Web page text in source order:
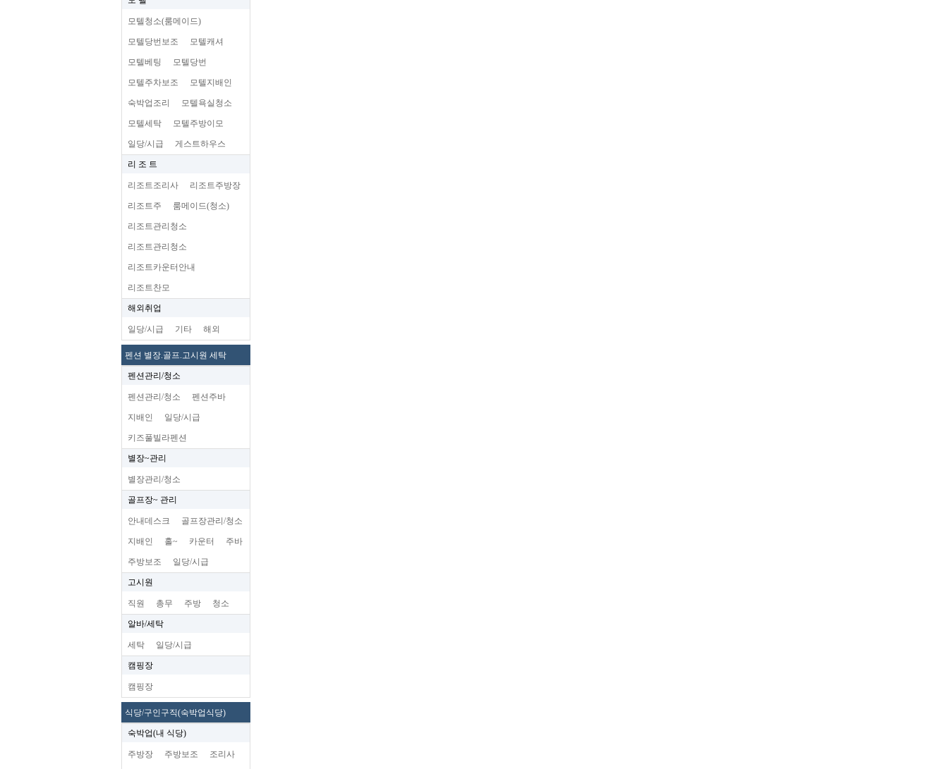
모텔청소(룸메이드)
모텔당번보조 모텔캐셔
모텔베팅 모텔당번
모텔주차보조 모텔지배인
숙박업조리 모텔욕실청소
모텔세탁 모텔주방이모
일당/시급 게스트하우스
리 조 트
리조트조리사 리조트주방장
리조트주 룸메이드(청소)
리조트관리청소
리조트관리청소
리조트카운터안내
리조트찬모
해외취업
일당/시급 기타 해외
펜션 별장.골프.고시원 세탁
펜션관리/청소
펜션관리/청소 펜션주바
지배인 일당/시급
키즈풀빌라펜션
별장~관리
별장관리/청소
골프장~ 관리
안내데스크 골프장관리/청소
지배인 홀~ 카운터 주바
주방보조 일당/시급
고시원
직원 총무 주방 청소
알바/세탁
세탁 일당/시급
캠핑장
캠핑장
식당/구인구직(숙박업식당)
숙박업(내 식당)
주방장 주방보조 조리사